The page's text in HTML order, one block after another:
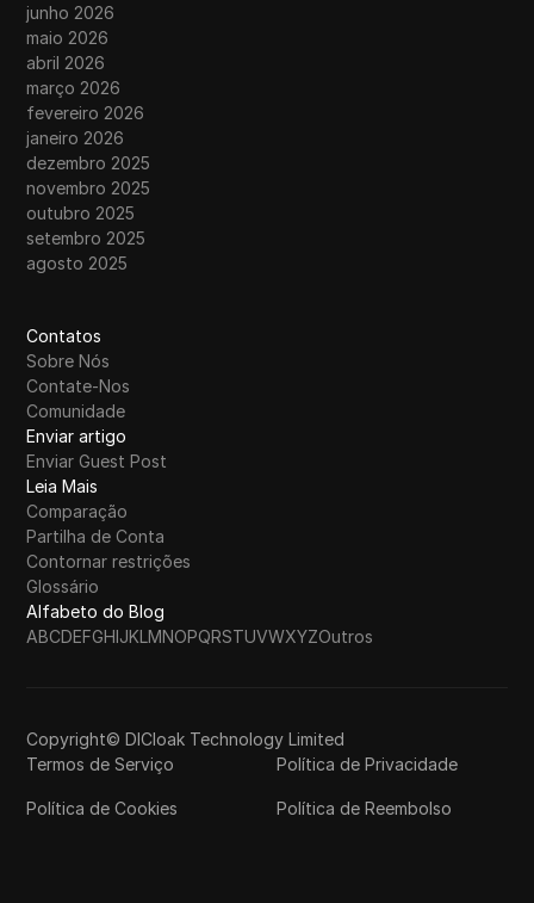
junho 2026
maio 2026
abril 2026
março 2026
fevereiro 2026
janeiro 2026
dezembro 2025
novembro 2025
outubro 2025
setembro 2025
agosto 2025
Contatos
Sobre Nós
Contate-Nos
Comunidade
Enviar artigo
Enviar Guest Post
Leia Mais
Comparação
Partilha de Conta
Contornar restrições
Glossário
Alfabeto do Blog
ABCDEFGHIJKLMNOPQRSTUVWXYZOutros
Copyright© DICloak Technology Limited
Termos de Serviço
Política de Privacidade
Política de Cookies Política de Reembolso